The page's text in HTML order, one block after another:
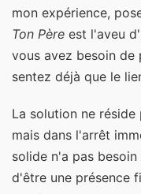
mon expérience,
Ton Père est l'aveu
vous avez besoin de
sentez déjà que le
La solution ne réside
mais dans l'arrêt
solide n'a pas
d'être une présence